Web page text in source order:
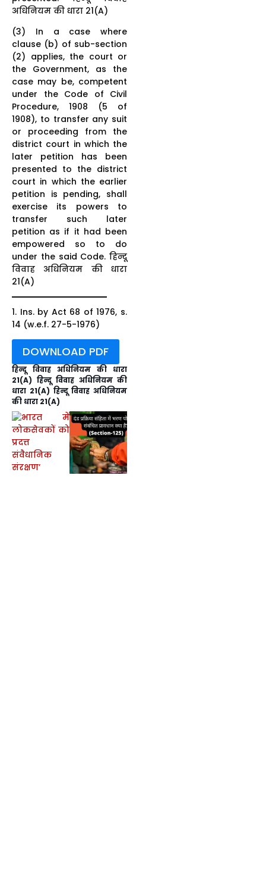
अधिनियम की धारा 21(A)
(3) In a case where
clause (b) of sub-section
(2) applies, the court or
the Government, as the
case may be, competent
under the Code of Civil
Procedure, 1908 (5 of
1908), to transfer any suit
or proceeding from the
district court in which the
later petition has been
presented to the district
court in which the earlier
petition is pending, shall
exercise its powers to
transfer such later
petition as if it had been
empowered so to do
under the said Code. हिन्दू
विवाह अधिनियम की धारा
21(A)
1. Ins. by Act 68 of 1976, s.
14 (w.e.f. 27-5-1976)
DOWNLOAD PDF
हिन्दू विवाह अधिनियम की धारा
21(A) हिन्दू विवाह अधिनियम की
धारा 21(A) हिन्दू विवाह अधिनियम
की धारा 21(A)